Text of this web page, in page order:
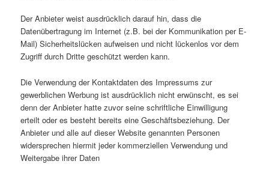
Der Anbieter weist ausdrücklich darauf hin, dass die
Datenübertragung im Internet (z.B. bei der Kommunikation per E-
Mail) Sicherheitslücken aufweisen und nicht lückenlos vor dem
Zugriff durch Dritte geschützt werden kann.
Die Verwendung der Kontaktdaten des Impressums zur
gewerblichen Werbung ist ausdrücklich nicht erwünscht, es sei
denn der Anbieter hatte zuvor seine schriftliche Einwilligung
erteilt oder es besteht bereits eine Geschäftsbeziehung. Der
Anbieter und alle auf dieser Website genannten Personen
widersprechen hiermit jeder kommerziellen Verwendung und
Weitergabe ihrer Daten